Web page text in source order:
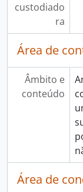
custodiado
ra
Área de
Âmbito e
conteúdo
Área de